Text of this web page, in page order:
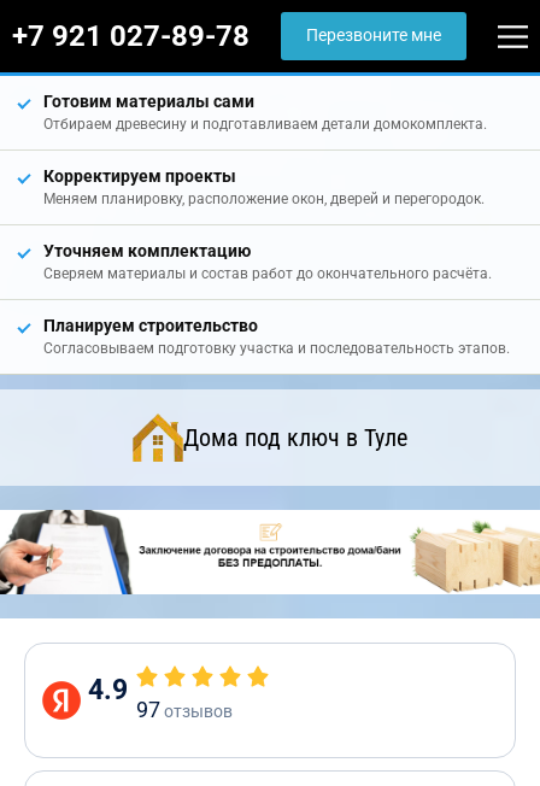
+7 921 027-89-78 Перезвоните мне
Готовим материалы сами
Отбираем древесину и подготавливаем детали домокомплекта.
Корректируем проекты
Меняем планировку, расположение окон, дверей и перегородок.
Уточняем комплектацию
Сверяем материалы и состав работ до окончательного расчёта.
Планируем строительство
Согласовываем подготовку участка и последовательность этапов.
Дома под ключ в Туле
4.9
97отзывов